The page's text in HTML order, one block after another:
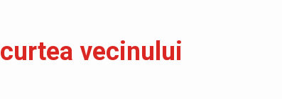
curtea vecinului